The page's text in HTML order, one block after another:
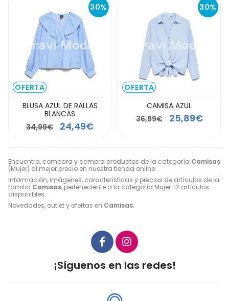
Encuentra, compara y compra productos de la categoría Camisas
(Mujer) al mejor precio en nuestra tienda online.
Información, imágenes, características y precios de artículos de la
familia Camisas, perteneciente a la categoría Mujer. 12 artículos
disponibles.
Novedades, outlet y ofertas en Camisas.
30%
OFERTA
BLUSA AZUL DE RALLAS
BLANCAS
34,99€
24,49€
30%
OFERTA
CAMISA AZUL
36,99€
25,89€
¡Síguenos en las redes!